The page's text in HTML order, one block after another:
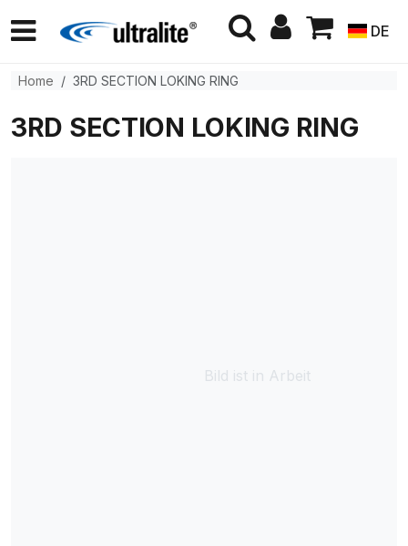
DE
Home 3RD SECTION LOKING RING
3RD SECTION LOKING RING
Bild ist in Arbeit